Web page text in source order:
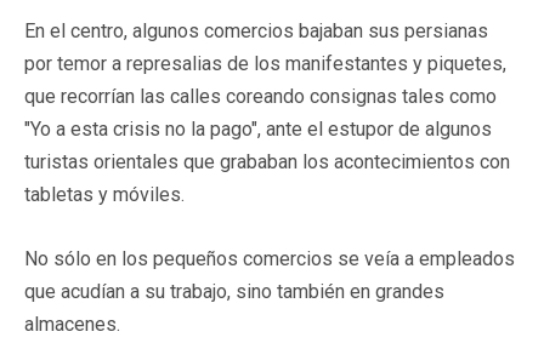
En el centro, algunos comercios bajaban sus persianas
por temor a represalias de los manifestantes y piquetes,
que recorrían las calles coreando consignas tales como
"Yo a esta crisis no la pago", ante el estupor de algunos
turistas orientales que grababan los acontecimientos con
tabletas y móviles.
No sólo en los pequeños comercios se veía a empleados
que acudían a su trabajo, sino también en grandes
almacenes.